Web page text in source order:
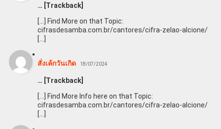
… [Trackback]
[…] Find More on that Topic:
cifrasdesamba.com.br/cantores/cifra-zelao-alcione/
[…]
สั่งเค้กวันเกิด 18/07/2024
… [Trackback]
[…] Find More Info here on that Topic:
cifrasdesamba.com.br/cantores/cifra-zelao-alcione/
[…]